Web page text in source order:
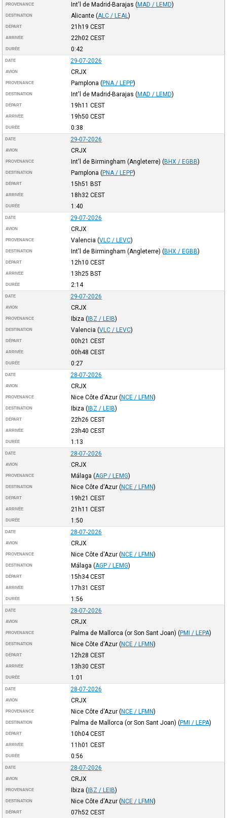
PROVENANCE Int'l de Madrid-Barajas (MAD / LEMD)
DESTINATION Alicante (ALC / LEAL )
DÉPART 21h19 CEST
ARRIVÉE 22h02 CEST
DURÉE 0:42
DATE 29-07-2026
AVION CRJX
PROVENANCE Pamplona (PNA / LEPP)
DESTINATION Int'l de Madrid-Barajas (MAD / LEMD)
DÉPART 19h11 CEST
ARRIVÉE 19h50 CEST
DURÉE 0:38
DATE 29-07-2026
AVION CRJX
PROVENANCE Int'l de Birmingham (Angleterre) (BHX / EGBB)
DESTINATION Pamplona (PNA / LEPP)
DÉPART 15h51 BST
ARRIVÉE 18h32 CEST
DURÉE 1:40
DATE 29-07-2026
AVION CRJX
PROVENANCE Valencia (VLC / LEVC)
DESTINATION Int'l de Birmingham (Angleterre) (BHX / EGBB)
DÉPART 12h10 CEST
ARRIVÉE 13h25 BST
DURÉE 2:14
DATE 29-07-2026
AVION CRJX
PROVENANCE Ibiza (IBZ / LEIB)
DESTINATION Valencia (VLC / LEVC)
DÉPART 00h21 CEST
ARRIVÉE 00h48 CEST
DURÉE 0:27
DATE 28-07-2026
AVION CRJX
PROVENANCE Nice Côte d'Azur (NCE / LFMN)
DESTINATION Ibiza (IBZ / LEIB)
DÉPART 22h26 CEST
ARRIVÉE 23h40 CEST
DURÉE 1:13
DATE 28-07-2026
AVION CRJX
PROVENANCE Málaga (AGP / LEMG)
DESTINATION Nice Côte d'Azur (NCE / LFMN)
DÉPART 19h21 CEST
ARRIVÉE 21h11 CEST
DURÉE 1:50
DATE 28-07-2026
AVION CRJX
PROVENANCE Nice Côte d'Azur (NCE / LFMN)
DESTINATION Málaga (AGP / LEMG)
DÉPART 15h34CEST
ARRIVÉE 17h31 CEST
DURÉE 1:56
DATE 28-07-2026
AVION CRJX
PROVENANCE Palma de Mallorca (or Son Sant Joan) (PMI / LEPA)
DESTINATION Nice Côte d'Azur (NCE / LFMN)
DÉPART 12h28 CEST
ARRIVÉE 13h30 CEST
DURÉE 1:01
DATE 28-07-2026
AVION CRJX
PROVENANCE Nice Côte d'Azur (NCE / LFMN)
DESTINATION Palma de Mallorca (or Son Sant Joan) (PMI / LEPA)
DÉPART 10h04CEST
ARRIVÉE 11h01 CEST
DURÉE 0:56
DATE 28-07-2026
AVION CRJX
PROVENANCE Ibiza (IBZ / LEIB)
DESTINATION Nice Côte d'Azur (NCE / LFMN)
DÉPART 07h52 CEST